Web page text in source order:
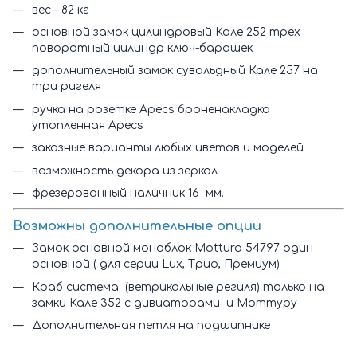
вес – 82 кг
основной замок цилиндровый Кале 252 трех
поворотный цилиндр ключ-барашек
дополнительный замок сувальдный Кале 257 на
три ригеля
ручка на розетке Apecs броненакладка
утопленная Apecs
заказные варианты любых цветов и моделей
возможность декора из зеркал
фрезерованный наличник 16 мм.
Возможны дополнительные опции
Замок основной моноблок Mottura 54797 один
основной ( для серии Lux, Трио, Премиум)
Краб система (ветрикальные региля) только на
замки Кале 352 с дивиаторами и Моттуру
Дополнительная петля на подшипнике